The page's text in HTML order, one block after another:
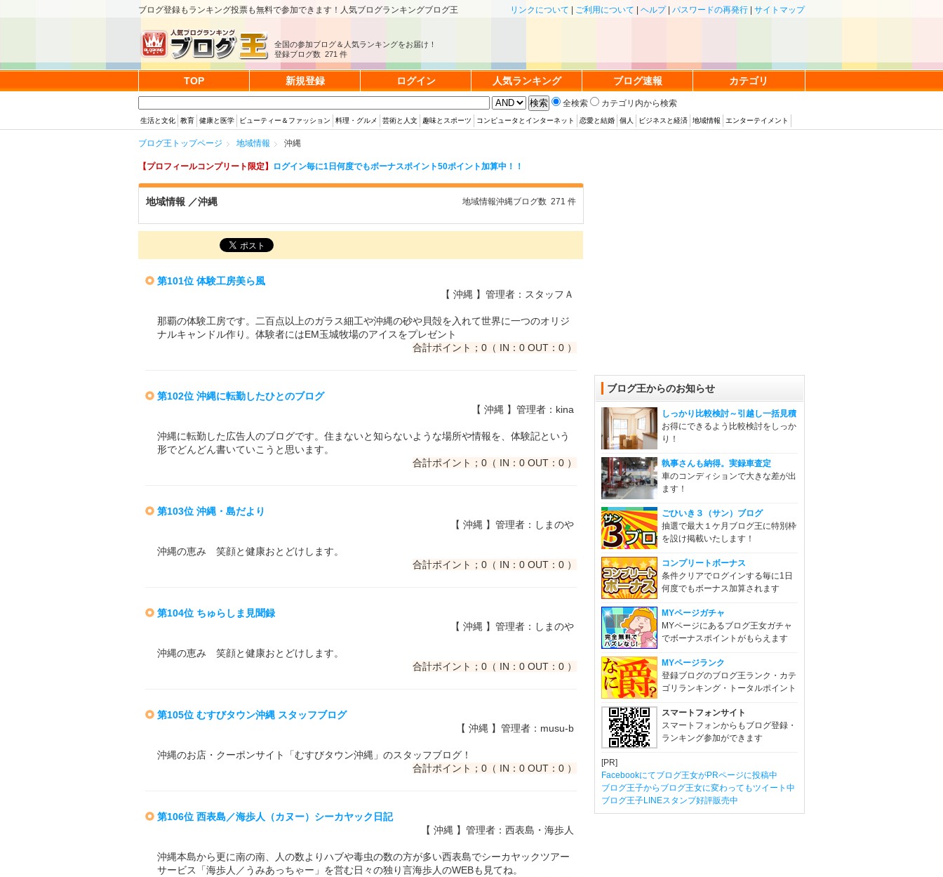
ブログ登録もランキング投票も無料で参加できます！人気ブログランキングブログ王 リンクについて ご利用について ヘルプ| パスワードの再発行 サイトマップ
全国の参加ブログ＆人気ランキングをお届け！
登録ブログ数 271 件
TOP 新規登録 ログイン 人気ランキング ブログ速報 カテゴリ
全検索 カテゴリ内から検索
生活と文化 教育 健康と医学 ビューティー＆ファッション 料理・グルメ 芸術と人文 趣味とスポーツ コンピュータとインターネット 恋愛と結婚 個人 ビジネスと経済 地域情報 エンターテイメント
ブログ王トップページ 地域情報 沖縄
【プロフィールコンプリート限定】 ログイン毎に1日何度でもボーナスポイント50ポイント加算中！！
地域情報 ／沖縄 地域情報沖縄ブログ数 271 件
第101位 体験工房美ら風
【 沖縄 】管理者：スタッフＡ
那覇の体験工房です。二百点以上のガラス細工や沖縄の砂や貝殻を入れて世界に一つのオリジ
ナルキャンドル作り。体験者にはEM玉城牧場のアイスをプレゼント
合計ポイント；0（ IN：0 OUT：0 ）
第102位 沖縄に転勤したひとのブログ
【 沖縄 】管理者：kina
沖縄に転勤した広告人のブログです。住まないと知らないような場所や情報を、体験記という
形でどんどん書いていこうと思います。
合計ポイント；0（ IN：0 OUT：0 ）
第103位 沖縄・島だより
【 沖縄 】管理者：しまのや
沖縄の恵み 笑顔と健康おとどけします。
合計ポイント；0（ IN：0 OUT：0 ）
第104位 ちゅらしま見聞録
【 沖縄 】管理者：しまのや
沖縄の恵み 笑顔と健康おとどけします。
合計ポイント；0（ IN：0 OUT：0 ）
第105位 むすびタウン沖縄 スタッフブログ
【 沖縄 】管理者：musu-b
沖縄のお店・クーポンサイト「むすびタウン沖縄」のスタッフブログ！
合計ポイント；0（ IN：0 OUT：0 ）
第106位 西表島／海歩人（カヌー）シーカヤック日記
【 沖縄 】管理者：西表島・海歩人
沖縄本島から更に南の南、人の数よりハブや毒虫の数の方が多い西表島でシーカヤックツアー
サービス「海歩人／うみあっちゃー」を営む日々の独り言海歩人のWEBも見てね。
ブログ王からのお知らせ
しっかり比較検討～引越し一括見積
お得にできるよう比較検討をしっか
り！
執事さんも納得。実録車査定
車のコンディションで大きな差が出
ます！
ごひいき３（サン）ブログ
抽選で最大１ケ月ブログ王に特別枠
を設け掲載いたします！
コンプリートボーナス
条件クリアでログインする毎に1日
何度でもボーナス加算されます
MYページガチャ
MYページにあるブログ王女ガチャ
でボーナスポイントがもらえます
MYページランク
登録ブログのブログ王ランク・カテ
ゴリランキング・トータルポイント
スマートフォンサイト
スマートフォンからもブログ登録・
ランキング参加ができます
[PR]
Facebookにてブログ王女がPRページに投稿中
ブログ王子からブログ王女に変わってもツイート中
ブログ王子LINEスタンプ好評販売中